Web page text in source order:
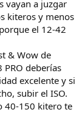
vayan a juzgar
kiteros y menos
el 12-42
& Wow de
deberías
excelente y si
subir el ISO.
40-150 kitero te